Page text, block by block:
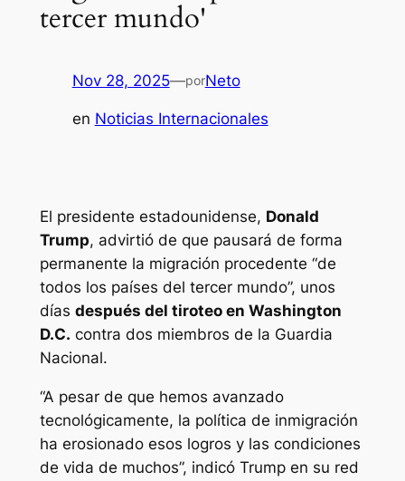
tercer mundo'
Nov 28, 2025—porNeto
en Noticias Internacionales
El presidente estadounidense, Donald
Trump, advirtió de que pausará de forma
permanente la migración procedente “de
todos los países del tercer mundo”, unos
días después del tiroteo en Washington
D.C. contra dos miembros de la Guardia
Nacional.
“A pesar de que hemos avanzado
tecnológicamente, la política de inmigración
ha erosionado esos logros y las condiciones
de vida de muchos”, indicó Trump en su red